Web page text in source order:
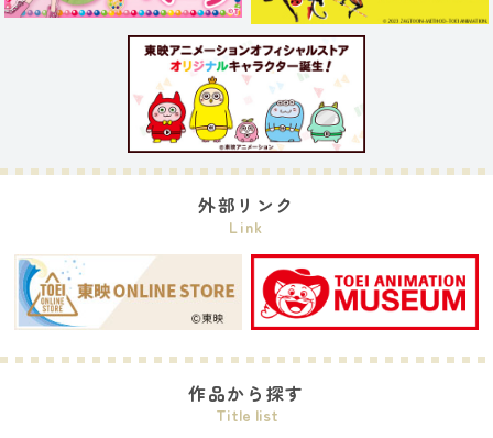
外部リンク
Link
作品から探す
Title list